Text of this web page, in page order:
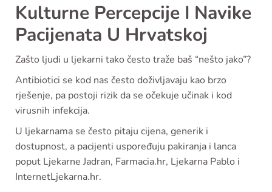
Kulturne Percepcije I Navike
Pacijenata U Hrvatskoj
Zašto ljudi u ljekarni tako često traže baš “nešto jako”?
Antibiotici se kod nas često doživljavaju kao brzo
rješenje, pa postoji rizik da se očekuje učinak i kod
virusnih infekcija.
U ljekarnama se često pitaju cijena, generik i
dostupnost, a pacijenti uspoređuju pakiranja i lanca
poput Ljekarne Jadran, Farmacia.hr, Ljekarna Pablo i
InternetLjekarna.hr.